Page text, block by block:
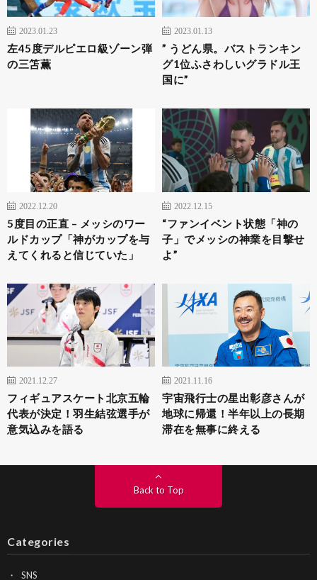
2023.01.23
左45度デルピエロ級ゾーン弾
の三笘薫
2023.01.13
” うどん県。バストランキン
グ1位ふさわしいグラドル王
国に”
2022.12.20
5度目の正直 – メッシのワー
ルドカップ「神がカップを与
えてくれると信じていた」
2022.12.15
“ファンイベント状態「神の
子」でメッシの神業を目撃せ
よ”
2021.12.27
フィギュアスケート北京五輪
代表が決定！羽生結弦選手が
意気込みを語る
2021.11.16
宇宙飛行士の星出彰彦さんが
地球に帰還！半年以上の長期
滞在を無事に終える
Back to Top
Categories
SNS